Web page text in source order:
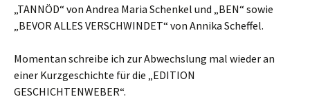
„TANNÖD“ von Andrea Maria Schenkel und „BEN“ sowie
„BEVOR ALLES VERSCHWINDET“ von Annika Scheffel.
Momentan schreibe ich zur Abwechslung mal wieder an
einer Kurzgeschichte für die „EDITION
GESCHICHTENWEBER“.